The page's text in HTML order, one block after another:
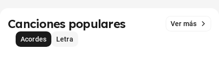
Canciones populares
Ver más
Acordes
Letra